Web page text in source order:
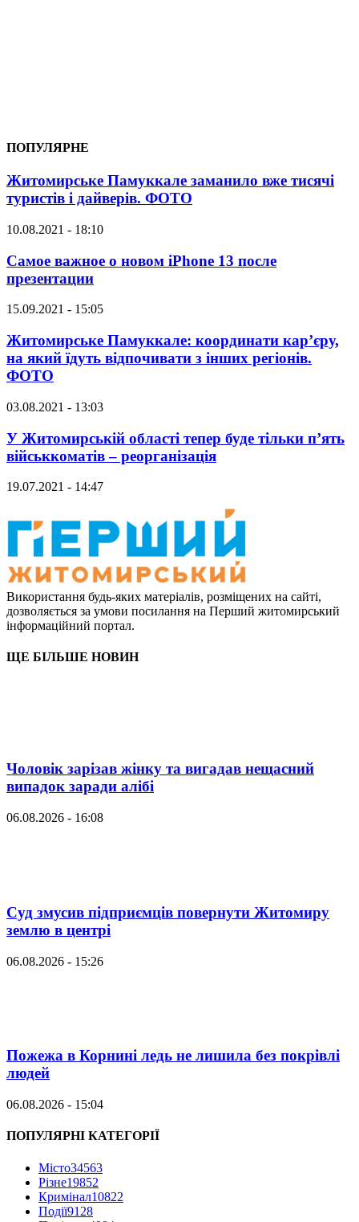
ПОПУЛЯРНЕ
Житомирське Памуккале заманило вже тисячі
туристів і дайверів. ФОТО
10.08.2021 - 18:10
Самое важное о новом iPhone 13 после
презентации
15.09.2021 - 15:05
Житомирське Памуккале: координати кар’єру,
на який їдуть відпочивати з інших регіонів.
ФОТО
03.08.2021 - 13:03
У Житомирській області тепер буде тільки п’ять
військкоматів – реорганізація
19.07.2021 - 14:47
Використання будь-яких матеріалів, розміщених на сайті,
дозволяється за умови посилання на Перший житомирський
інформаційний портал.
ЩЕ БІЛЬШЕ НОВИН
Чоловік зарізав жінку та вигадав нещасний
випадок заради алібі
06.08.2026 - 16:08
Суд змусив підприємців повернути Житомиру
землю в центрі
06.08.2026 - 15:26
Пожежа в Корнині ледь не лишила без покрівлі
людей
06.08.2026 - 15:04
ПОПУЛЯРНІ КАТЕГОРІЇ
Місто34563
Різне19852
Кримінал10822
Події9128